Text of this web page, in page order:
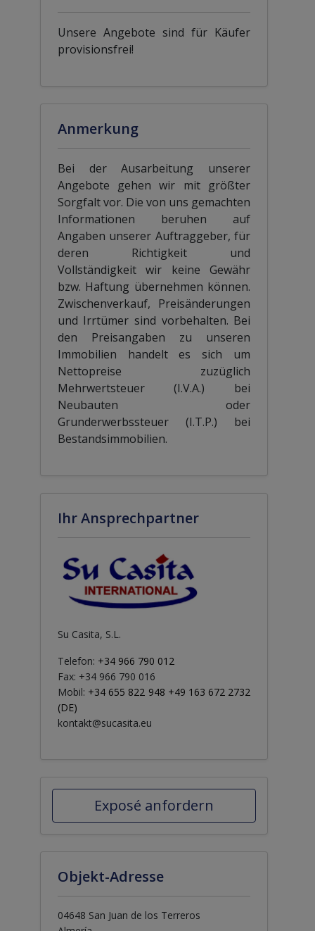
Unsere Angebote sind für Käufer
provisionsfrei!
Anmerkung
Bei der Ausarbeitung unserer
Angebote gehen wir mit größter
Sorgfalt vor. Die von uns gemachten
Informationen beruhen auf
Angaben unserer Auftraggeber, für
deren Richtigkeit und
Vollständigkeit wir keine Gewähr
bzw. Haftung übernehmen können.
Zwischenverkauf, Preisänderungen
und Irrtümer sind vorbehalten. Bei
den Preisangaben zu unseren
Immobilien handelt es sich um
Nettopreise zuzüglich
Mehrwertsteuer (I.V.A.) bei
Neubauten oder
Grunderwerbssteuer (I.T.P.) bei
Bestandsimmobilien.
Ihr Ansprechpartner
Su Casita, S.L.
Telefon: +34 966 790 012
Fax: +34 966 790 016
Mobil: +34 655 822 948 +49 163 672 2732
(DE)
kontakt@sucasita.eu
Exposé anfordern
Objekt-Adresse
04648 San Juan de los Terreros